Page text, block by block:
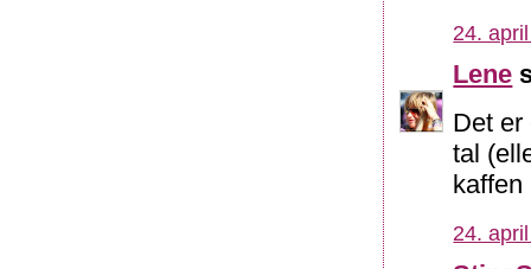
24.
Lene
Det er
tal
kaffen
24.